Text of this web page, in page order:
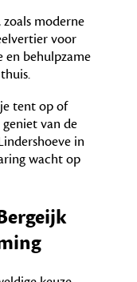
moderne
voor
en behulpzame
tent op of
van de
in
wacht op